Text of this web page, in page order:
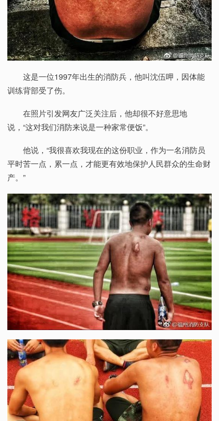
这是一位1997年出生的消防兵，他叫沈伍呷，因体能
训练背部受了伤。
在照片引发网友广泛关注后，他却很不好意思地
说，“这对我们消防来说是一种家常便饭”。
他说，“我很喜欢我现在的这份职业，作为一名消防员
平时苦一点，累一点，才能更有效地保护人民群众的生命财
产。”